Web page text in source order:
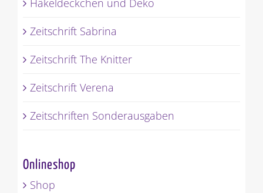
Häkeldeckchen und Deko
Zeitschrift Sabrina
Zeitschrift The Knitter
Zeitschrift Verena
Zeitschriften Sonderausgaben
Onlineshop
Shop